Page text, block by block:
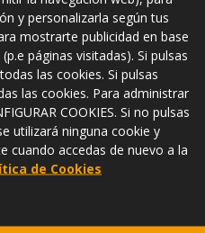
EXTRApara pagos con
y personalizarla según tus
mostrarte publicidad en base
páginas visitadas). Si pulsas
las cookies. Si pulsas
las cookies. Para administrar
COOKIES. Si no pulsas
utilizará ninguna cookie y
cuando accedas de nuevo a la
de Cookies